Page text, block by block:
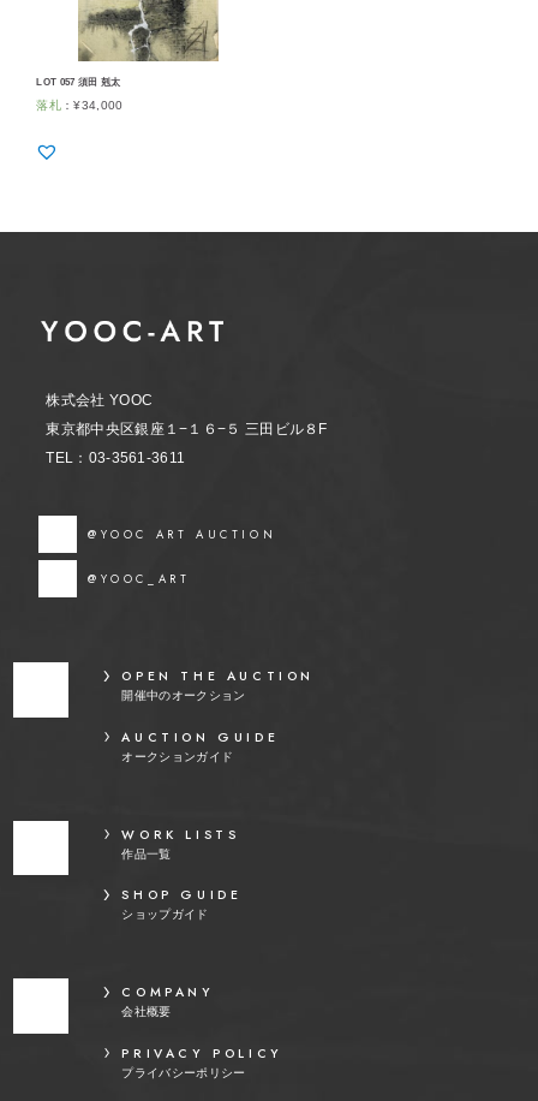
LOT 057 須田 剋太
落札 ：¥34,000
株式会社 YOOC
東京都中央区銀座１−１６−５ 三田ビル８F
TEL：03-3561-3611
@YOOC ART AUCTION
@YOOC_ART
OPEN THE AUCTION
開催中のオークション
AUCTION GUIDE
オークションガイド
WORK LISTS
作品一覧
SHOP GUIDE
ショップガイド
COMPANY
会社概要
PRIVACY POLICY
プライバシーポリシー